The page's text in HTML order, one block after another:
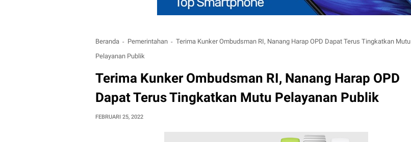
Beranda Pemerintahan
Terima Kunker Ombudsman RI, Nanang Harap OPD Dapat Terus Tingkatkan Mutu
Pelayanan Publik
Terima Kunker Ombudsman RI, Nanang Harap OPD
Dapat Terus Tingkatkan Mutu Pelayanan Publik
FEBRUARI 25, 2022